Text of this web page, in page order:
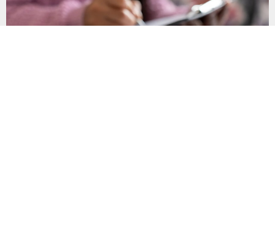
bilgilere göre, mahalledeki...